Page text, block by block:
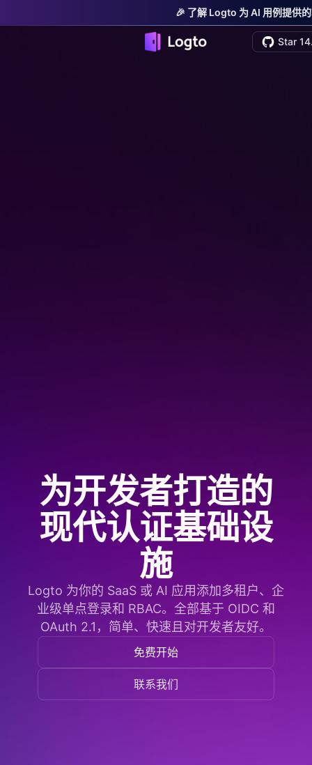
🎉 了解 Logto 为 AI 用例提供
Star
为开发者打造的
现代认证基础设
施
Logto 为你的 SaaS 或 AI 应用添加多租户、企
业级单点登录和 RBAC。全部基于 OIDC 和
OAuth 2.1，简单、快速且对开发者友好。
免费开始
联系我们